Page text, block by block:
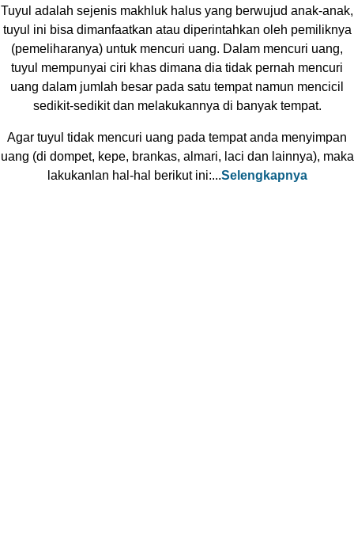
Tuyul adalah sejenis makhluk halus yang berwujud anak-anak,
tuyul ini bisa dimanfaatkan atau diperintahkan oleh pemiliknya
(pemeliharanya) untuk mencuri uang. Dalam mencuri uang,
tuyul mempunyai ciri khas dimana dia tidak pernah mencuri
uang dalam jumlah besar pada satu tempat namun mencicil
sedikit-sedikit dan melakukannya di banyak tempat.
Agar tuyul tidak mencuri uang pada tempat anda menyimpan
uang (di dompet, kepe, brankas, almari, laci dan lainnya), maka
lakukanlan hal-hal berikut ini:...Selengkapnya